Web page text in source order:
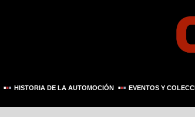
HISTORIA DE LA AUTOMOCIÓN EVENTOS Y